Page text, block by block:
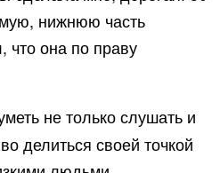
нижнюю часть
что она по праву
не только слушать и
делиться своей точкой